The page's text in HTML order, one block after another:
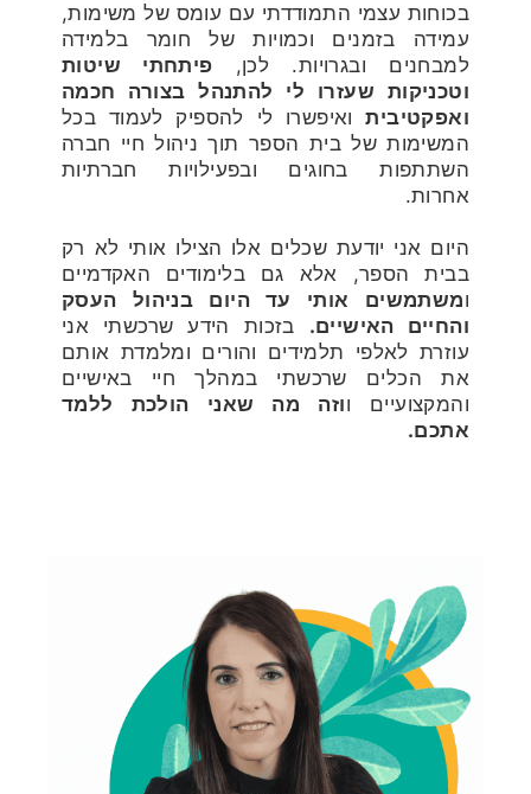
בכוחות עצמי התמודדתי עם עומס של משימות,
עמידה בזמנים וכמויות של חומר בלמידה
למבחנים ובגרויות. לכן,פיתחתי שיטות
וטכניקות שעזרו לי להתנהל בצורה חכמה
ואפקטיביתואיפשרו לי להספיק לעמוד בכל
המשימות של בית הספר תוך ניהול חיי חברה
השתתפות בחוגים ובפעילויות חברתיות
אחרות.
היום אני יודעת שכלים אלו הצילו אותי לא רק
בבית הספר, אלא גם בלימודים האקדמיים
משתמשים אותי עד היום בניהול העסק
והחיים האישיים.בזכות הידע שרכשתי אני
עוזרת לאלפי תלמידים והורים ומלמדת אותם
את הכלים שרכשתי במהלך חיי באישיים
והמקצועיים ווזה מה שאני הולכת ללמד
אתכם.